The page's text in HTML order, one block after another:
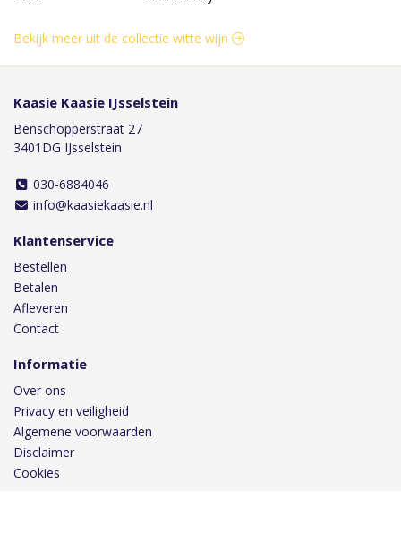
Bekijk meer uit de collectie witte wijn
Kaasie Kaasie IJsselstein
Benschopperstraat 27
3401DG IJsselstein
030-6884046
info@kaasiekaasie.nl
Klantenservice
Bestellen
Betalen
Afleveren
Contact
Informatie
Over ons
Privacy en veiligheid
Algemene voorwaarden
Disclaimer
Cookies